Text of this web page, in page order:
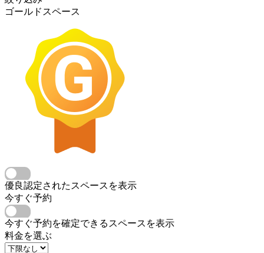
ゴールドスペース
優良認定されたスペースを表示
今すぐ予約
今すぐ予約を確定できるスペースを表示
料金を選ぶ